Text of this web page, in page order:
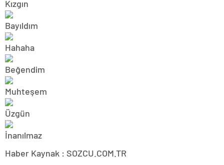
Haber Kaynak : SOZCU.COM.TR